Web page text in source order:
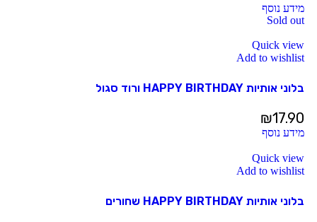
מידע נוסף
Sold out
Quick view
Add to wishlist
בלוני אותיות HAPPY BIRTHDAY ורוד סגול
₪17.90
מידע נוסף
Quick view
Add to wishlist
בלוני אותיות HAPPY BIRTHDAY שחורים